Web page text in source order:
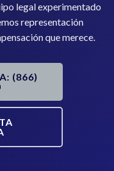
legal experimentado
representación
que merece.
(866)